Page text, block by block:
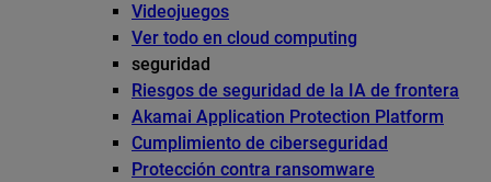
Videojuegos
Ver todo en cloud computing
seguridad
Riesgos de seguridad de la IA de frontera
Akamai Application Protection Platform
Cumplimiento de ciberseguridad
Protección contra ransomware